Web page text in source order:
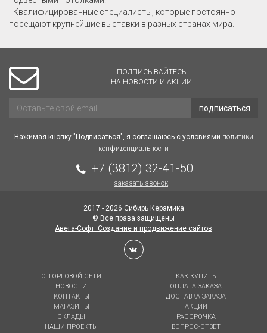
- Квалифицированные специалисты, которые постоянно
посещают крупнейшие выставки в разных странах мира.
ПОДПИСЫВАЙТЕСЬ
НА НОВОСТИ И АКЦИИ
подписаться
Нажимая кнопку "Подписаться", я соглашаюсь с условиями политики
конфиденциальности
+7 (3812) 32-41-50
заказать звонок
2017 - 2026 Сибирь Керамика
© Все права защищены
Авега-Софт: Создание и продвижение сайтов
О ТОРГОВОЙ СЕТИ
НОВОСТИ
КОНТАКТЫ
МАГАЗИНЫ
СКЛАДЫ
НАШИ ПРОЕКТЫ
КАК КУПИТЬ
ОПЛАТА ЗАКАЗА
ДОСТАВКА ЗАКАЗА
АКЦИИ
РАССРОЧКА
ВОПРОС-ОТВЕТ